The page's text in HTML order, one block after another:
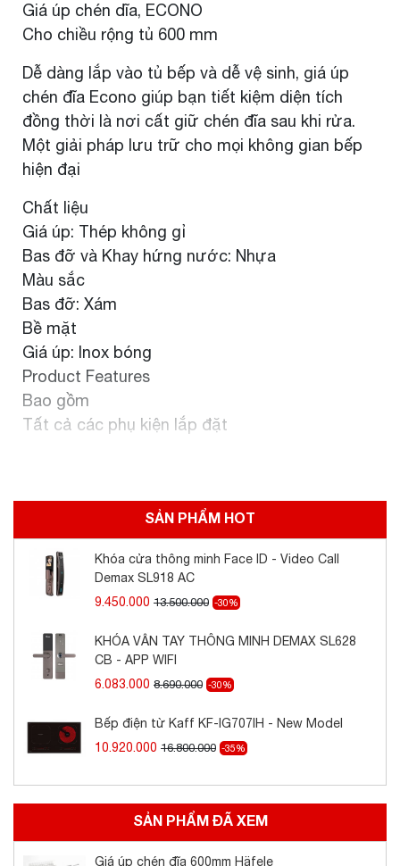
Giá úp chén dĩa, ECONO
Cho chiều rộng tủ 600 mm
Dễ dàng lắp vào tủ bếp và dễ vệ sinh, giá úp
chén đĩa Econo giúp bạn tiết kiệm diện tích
đồng thời là nơi cất giữ chén đĩa sau khi rửa.
Một giải pháp lưu trữ cho mọi không gian bếp
hiện đại
Chất liệu
Giá úp: Thép không gỉ
Bas đỡ và Khay hứng nước: Nhựa
Màu sắc
Bas đỡ: Xám
Bề mặt
Giá úp: Inox bóng
Product Features
Bao gồm
Tất cả các phụ kiện lắp đặt
SẢN PHẨM HOT
Khóa cửa thông minh Face ID - Video Call
Demax SL918 AC
9.450.000 13.500.000 -30%
KHÓA VÂN TAY THÔNG MINH DEMAX SL628
CB - APP WIFI
6.083.000 8.690.000 -30%
Bếp điện từ Kaff KF-IG707IH - New Model
10.920.000 16.800.000 -35%
SẢN PHẨM ĐÃ XEM
Giá úp chén đĩa 600mm Häfele